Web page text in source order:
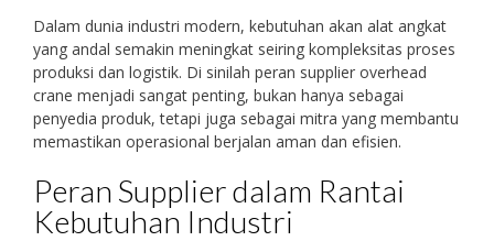
Dalam dunia industri modern, kebutuhan akan alat angkat
yang andal semakin meningkat seiring kompleksitas proses
produksi dan logistik. Di sinilah peran supplier overhead
crane menjadi sangat penting, bukan hanya sebagai
penyedia produk, tetapi juga sebagai mitra yang membantu
memastikan operasional berjalan aman dan efisien.
Peran Supplier dalam Rantai
Kebutuhan Industri